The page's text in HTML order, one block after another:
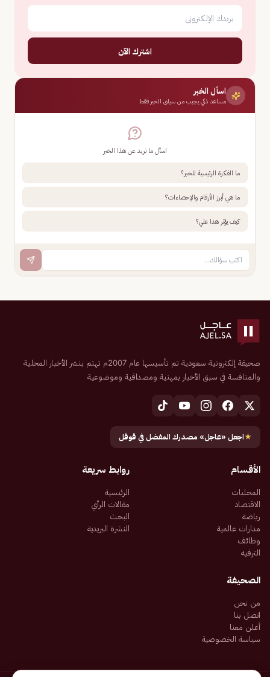
اشترك الآن
اسأل الخبر
مساعد ذكي يجيب من سياق الخبر فقط
اسأل ما تريد عن هذا الخبر
ما الفكرة الرئيسية للخبر؟
ما هي أبرز الأرقام والإحصاءات؟
كيف يؤثر هذا علي؟
صحيفة إلكترونية سعودية تم تأسيسها عام 2007م تهتم بنشر الأخبار المحلية
والمنافسة في سبق الأخبار بمهنية ومصداقية وموضوعية
★اجعل «عاجل» مصدرك المفضل في قوقل
الأقسام
المحليات
الاقتصاد
رياضة
مدارات عالمية
وظائف
الترفيه
روابط سريعة
الرئيسية
مقالات الرأي
البحث
النشرة البريدية
الصحيفة
من نحن
اتصل بنا
أعلن معنا
سياسة الخصوصية